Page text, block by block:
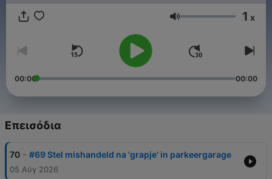
Ένταση 1 x
00:00 00:00
Επεισόδια
70 - #69 Stel mishandeld na 'grapje' in parkeergarage
05 Αύγ 2026